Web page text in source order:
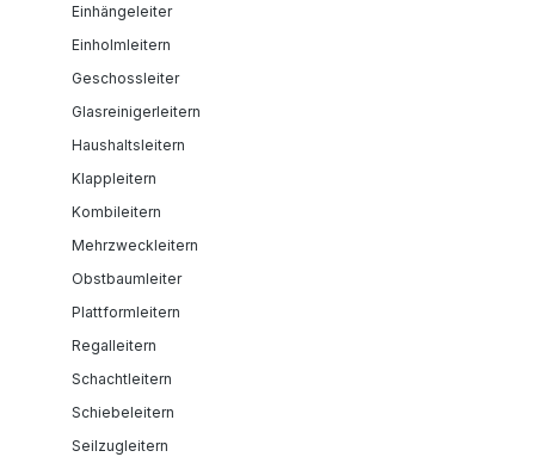
Einhängeleiter
Einholmleitern
Geschossleiter
Glasreinigerleitern
Haushaltsleitern
Klappleitern
Kombileitern
Mehrzweckleitern
Obstbaumleiter
Plattformleitern
Regalleitern
Schachtleitern
Schiebeleitern
Seilzugleitern